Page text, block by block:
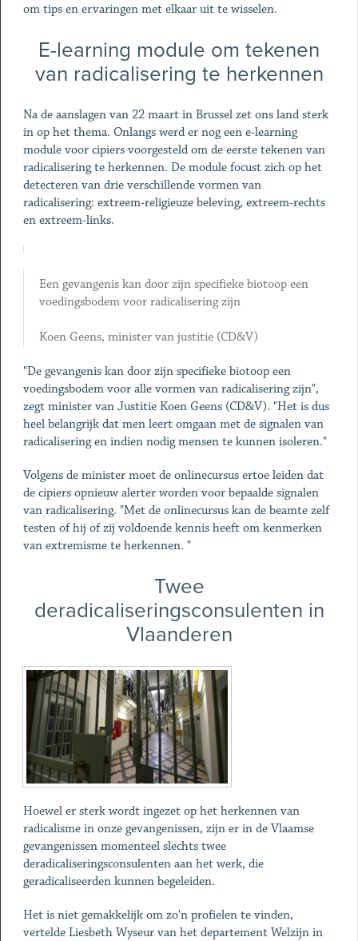
om tips en ervaringen met elkaar uit te wisselen.
E-learning module om tekenen
van radicalisering te herkennen
Na de aanslagen van 22 maart in Brussel zet ons land sterk
in op het thema. Onlangs werd er nog een e-learning
module voor cipiers voorgesteld om de eerste tekenen van
radicalisering te herkennen. De module focust zich op het
detecteren van drie verschillende vormen van
radicalisering: extreem-religieuze beleving, extreem-rechts
en extreem-links.
Een gevangenis kan door zijn specifieke biotoop een
voedingsbodem voor radicalisering zijn
Koen Geens, minister van justitie (CD&V)
"De gevangenis kan door zijn specifieke biotoop een
voedingsbodem voor alle vormen van radicalisering zijn",
zegt minister van Justitie Koen Geens (CD&V). "Het is dus
heel belangrijk dat men leert omgaan met de signalen van
radicalisering en indien nodig mensen te kunnen isoleren."
Volgens de minister moet de onlinecursus ertoe leiden dat
de cipiers opnieuw alerter worden voor bepaalde signalen
van radicalisering. "Met de onlinecursus kan de beamte zelf
testen of hij of zij voldoende kennis heeft om kenmerken
van extremisme te herkennen. "
Twee
deradicaliseringsconsulenten in
Vlaanderen
Hoewel er sterk wordt ingezet op het herkennen van
radicalisme in onze gevangenissen, zijn er in de Vlaamse
gevangenissen momenteel slechts twee
deradicaliseringsconsulenten aan het werk, die
geradicaliseerden kunnen begeleiden.
Het is niet gemakkelijk om zo'n profielen te vinden,
vertelde Liesbeth Wyseur van het departement Welzijn in